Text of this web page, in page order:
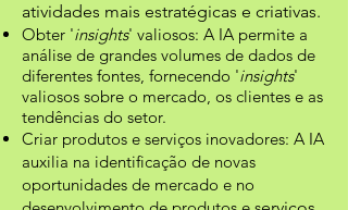
atividades mais estratégicas e criativas.
Obter 'insights' valiosos: A IA permite a
análise de grandes volumes de dados de
diferentes fontes, fornecendo 'insights'
valiosos sobre o mercado, os clientes e as
tendências do setor.
Criar produtos e serviços inovadores: A IA
auxilia na identificação de novas
oportunidades de mercado e no